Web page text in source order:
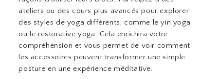
ateliers ou des cours plus avancés pour explorer
des styles de yoga différents, comme le yin yoga
ou le restorative yoga. Cela enrichira votre
compréhension et vous permet de voir comment
les accessoires peuvent transformer une simple
posture en une expérience méditative.